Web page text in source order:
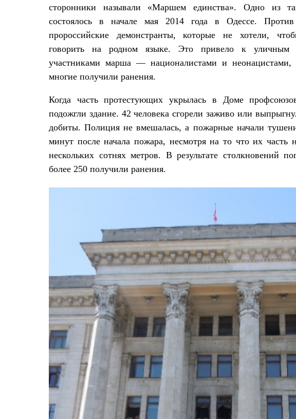
сторонники называли «Маршем единства». Одно из
состоялось в начале мая 2014 года в Одессе.
пророссийские демонстранты, которые не хотели,
говорить на родном языке. Это привело к уличным
участниками марша — националистами и неонацистами,
многие получили ранения.
Когда часть протестующих укрылась в Доме
подожгли здание. 42 человека сгорели заживо или
добиты. Полиция не вмешалась, а пожарные начали
минут после начала пожара, несмотря на то что их часть
нескольких сотнях метров. В результате столкновений
более 250 получили ранения.